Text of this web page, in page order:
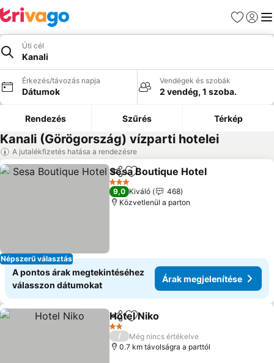
Kedvencek
Úti cél
Kanali
Érkezés/távozás napja
Dátumok
Vendégek és szobák
2 vendég, 1 szoba.
Rendezés Szűrés Térkép
Kanali (Görögország) vízparti hotelei
A jutalékfizetés hatása a rendezésre
Népszerű választás
Megosztás
Hozzáadás a kedvencekhez
Sesa Boutique Hotel
3 Kategória
9,0 Kiváló
468
Közvetlenül a parton
A pontos árak megtekintéséhez
válasszon dátumokat
Árak megjelenítése
Megosztás
Hozzáadás a kedvencekhez
Hotel Niko
2 Kategória
/
Még nincs értékelve
0.7 km távolságra a parttól